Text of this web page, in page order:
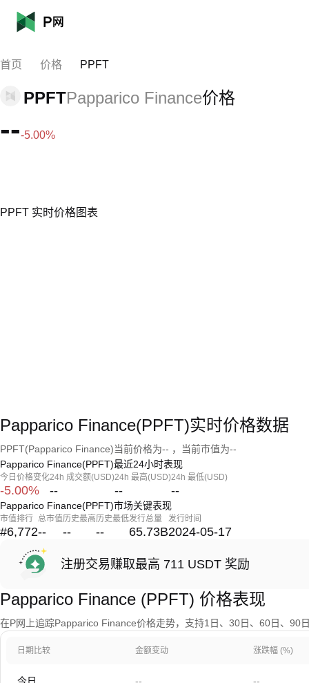
首页 价格 PPFT
PPFTPapparico Finance价格
---5.00%
PPFT 实时价格图表
Papparico Finance(PPFT)实时价格数据
PPFT(Papparico Finance)当前价格为-- ，当前市值为--
Papparico Finance(PPFT)最近24小时表现
今日价格变化
-5.00%
24h 成交额(USD)
--
24h 最高(USD)
--
24h 最低(USD)
--
Papparico Finance(PPFT)市场关键表现
市值排行
#6,772
总市值
--
历史最高
--
历史最低
--
发行总量
65.73B
发行时间
2024-05-17
注册交易赚取最高 711 USDT 奖励
Papparico Finance (PPFT) 价格表现
在P网上追踪Papparico Finance价格走势，支持1日、30日、60日、90
日期比较 金额变动 涨跌幅 (%)